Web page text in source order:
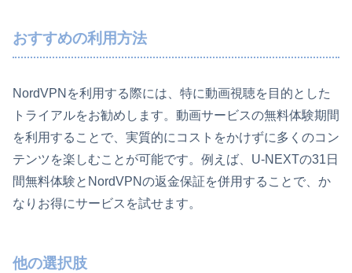
おすすめの利用方法
NordVPNを利用する際には、特に動画視聴を目的とした
トライアルをお勧めします。動画サービスの無料体験期間
を利用することで、実質的にコストをかけずに多くのコン
テンツを楽しむことが可能です。例えば、U-NEXTの31日
間無料体験とNordVPNの返金保証を併用することで、か
なりお得にサービスを試せます。
他の選択肢